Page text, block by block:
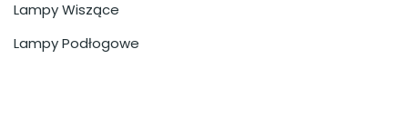
Lampy Wiszące
Lampy Podłogowe